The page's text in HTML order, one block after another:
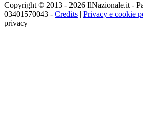
Copyright © 2013 - 2026 IlNazionale.it -
03401570043 - Credits | Privacy e cookie
privacy